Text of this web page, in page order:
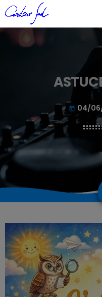
today 04/